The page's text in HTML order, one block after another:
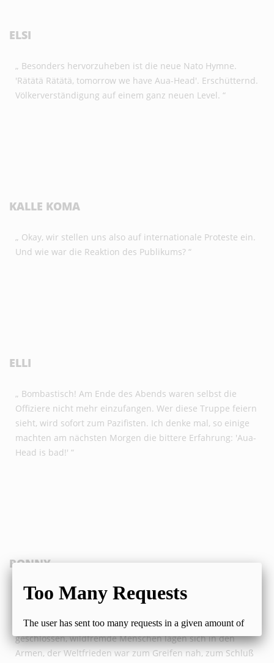
ELSI
„ Besonders hervorzuheben ist die neue Nato Hymne.
'Rätätä Rätätä, tomorrow we have Aua-Head'. Erschütternd.
Völkerverständigung auf einem ganz neuen Level. “
KALLE KOMA
„ Okay, wir stellen uns also auf internationale Proteste ein.
Und wie war die Reaktion des Publikums? “
ELLI
„ Bombastisch! Am Ende des Abends waren selbst die
Offiziere nicht mehr einzufangen. Wer diese Truppe feiern
sieht, wird sofort zum Pazifisten. Ich denke mal, so einige
machten am nächsten Morgen die bittere Erfahrung: 'Aua-
Head is bad!' “
RONNY
„ A propos Aua-Head. Das Catering mit einer 3 Liter
das hatte Folgen. Freundschaften fürs Leben wurden
geschlossen, wildfremde Menschen lagen sich in den
Armen, der Weltfrieden war zum Greifen nah, zum Schluß